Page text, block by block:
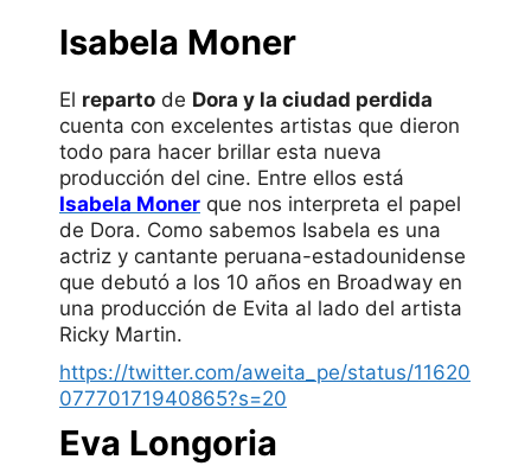
Isabela Moner
El reparto de Dora y la ciudad perdida
cuenta con excelentes artistas que dieron
todo para hacer brillar esta nueva
producción del cine. Entre ellos está
Isabela Moner que nos interpreta el papel
de Dora. Como sabemos Isabela es una
actriz y cantante peruana-estadounidense
que debutó a los 10 años en Broadway en
una producción de Evita al lado del artista
Ricky Martin.
https://twitter.com/aweita_pe/status/11620
07770171940865?s=20
Eva Longoria